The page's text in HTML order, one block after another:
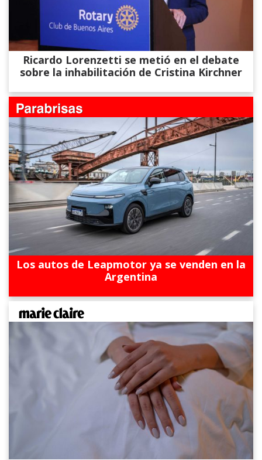
Ricardo Lorenzetti se metió en el debate
sobre la inhabilitación de Cristina Kirchner
Los autos de Leapmotor ya se venden en la
Argentina